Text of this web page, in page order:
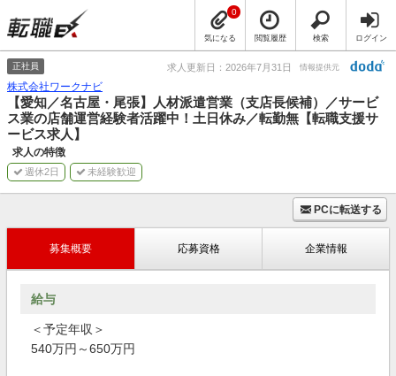
気になる
0
閲覧履歴 検索 ログイン
正社員 求人更新日：2026年7月31日 情報提供元
株式会社ワークナビ
【愛知／名古屋・尾張】人材派遣営業（支店長候補）／サービ
ス業の店舗運営経験者活躍中！土日休み／転勤無【転職支援サ
ービス求人】
求人の特徴
週休2日 未経験歓迎
PCに転送する
募集概要 応募資格 企業情報
給与
＜予定年収＞
540万円～650万円